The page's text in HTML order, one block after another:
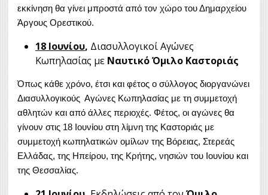
εκκίνηση θα γίνει μπροστά από τον χώρο του Δημαρχείου
Άργους Ορεστικού.
18 Ιουνίου, Διασυλλογικοί Αγώνες
Κωπηλασίας με Ναυτικό Όμιλο Καστοριάς
Όπως κάθε χρόνο, έτσι και φέτος ο σύλλογος διοργανώνει
Διασυλλογικούς Αγώνες Κωπηλασίας με τη συμμετοχή
αθλητών και από άλλες περιοχές. Φέτος, οι αγώνες θα
γίνουν στις 18 Ιουνίου στη λίμνη της Καστοριάς με
συμμετοχή κωπηλατικών ομίλων της Βόρειας, Στερεάς
Ελλάδας, της Ηπείρου, της Κρήτης, νησιών του Ιουνίου και
της Θεσσαλίας.